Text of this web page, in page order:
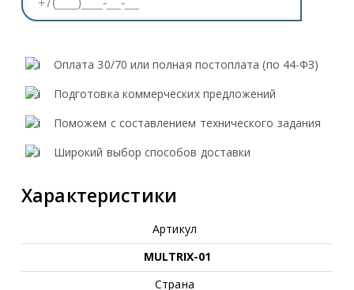
Оплата 30/70 или полная постоплата (по 44-ФЗ)
Подготовка коммерческих предложений
Поможем с составлением технического задания
Широкий выбор способов доставки
Характеристики
Артикул
MULTRIX-01
Страна